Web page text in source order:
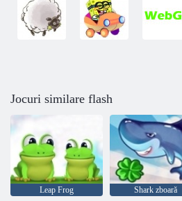
Jocuri similare flash
Leap Frog Shark zboară